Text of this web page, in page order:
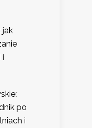
jak
i
po
i